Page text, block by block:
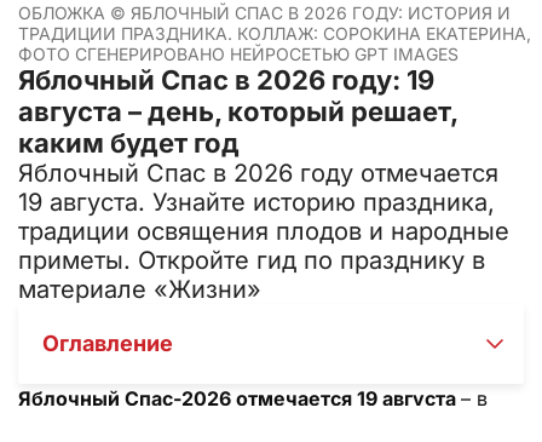
ОБЛОЖКА © ЯБЛОЧНЫЙ СПАС В 2026 ГОДУ: ИСТОРИЯ И
ТРАДИЦИИ ПРАЗДНИКА. КОЛЛАЖ: СОРОКИНА ЕКАТЕРИНА,
ФОТО СГЕНЕРИРОВАНО НЕЙРОСЕТЬЮ GPT IMAGES
Яблочный Спас в 2026 году: 19
августа – день, который решает,
каким будет год
Яблочный Спас в 2026 году отмечается
19 августа. Узнайте историю праздника,
традиции освящения плодов и народные
приметы. Откройте гид по празднику в
материале «Жизни»
Оглавление
Яблочный Спас-2026 отмечается 19 августа – в